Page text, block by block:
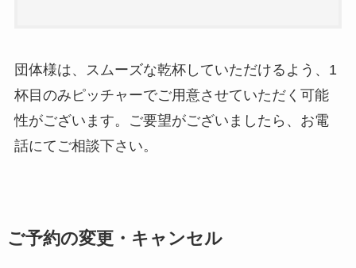
団体様は、スムーズな乾杯していただけるよう、1
杯目のみピッチャーでご用意させていただく可能
性がございます。ご要望がございましたら、お電
話にてご相談下さい。
ご予約の変更・キャンセル